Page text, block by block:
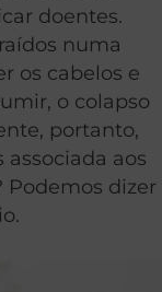
doentes.
numa
os cabelos e
o colapso
portanto,
aos
Podemos dizer